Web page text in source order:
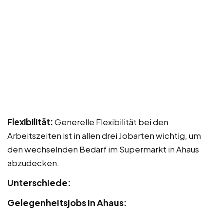
Flexibilität:Generelle Flexibilität bei den
Arbeitszeiten ist in allen drei Jobarten wichtig, um
den wechselnden Bedarf im Supermarkt in Ahaus
abzudecken.
Unterschiede:
Gelegenheitsjobs in Ahaus: